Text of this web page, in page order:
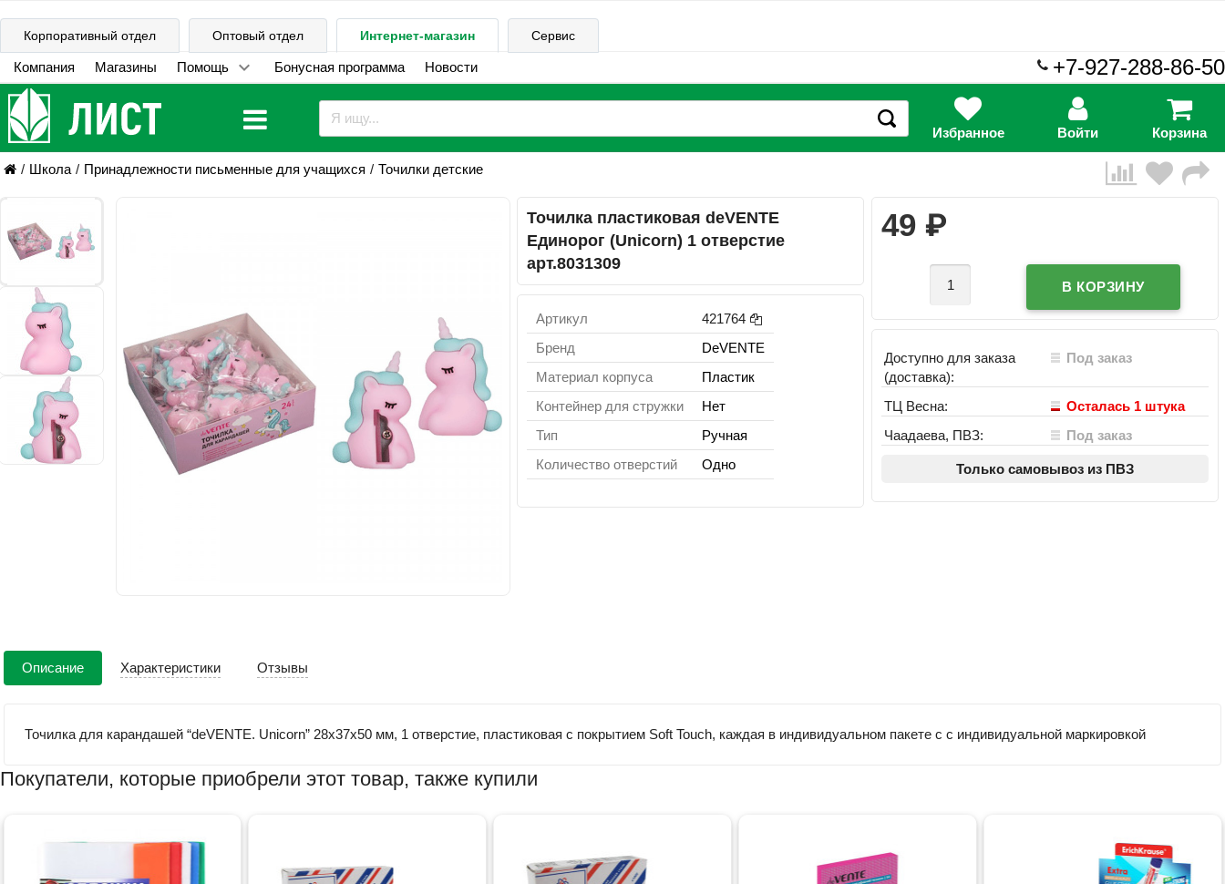
Корпоративный отдел Оптовый отдел Интернет-магазин Сервис
Компания Магазины Помощь Бонусная программа Новости +7-927-288-86-50
Избранное Войти Корзина
Школа Принадлежности письменные для учащихся Точилки детские
Точилка пластиковая deVENTE
Единорог (Unicorn) 1 отверстие
арт.8031309
Артикул
421764
Бренд
DeVENTE
Материал корпуса
Пластик
Контейнер для стружки
Нет
Тип
Ручная
Количество отверстий
Одно
49 ₽
Доступно для заказа
(доставка):
Под заказ
ТЦ Весна:
Осталась 1 штука
Чаадаева, ПВЗ:
Под заказ
Только самовывоз из ПВЗ
Описание Характеристики Отзывы
Точилка для карандашей “deVENTE. Unicorn” 28x37x50 мм, 1 отверстие, пластиковая с покрытием Soft Touch, каждая в индивидуальном пакете с с индивидуальной маркировкой
Покупатели, которые приобрели этот товар, также купили